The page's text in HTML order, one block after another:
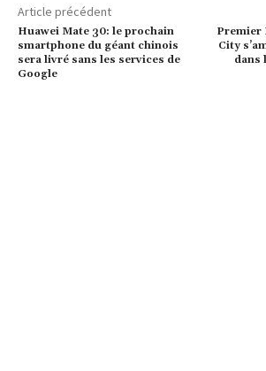
Article précédent
Huawei Mate 30: le prochain
smartphone du géant chinois
sera livré sans les services de
Google
Premier
City
dans